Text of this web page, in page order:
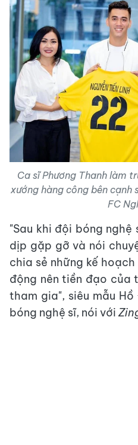
Ca sĩ Phương Thanh làm
xướng hàng công bên cạnh
FC
"Sau khi đội bóng
dịp gặp gỡ và nói
chia sẻ những kế
động nên tiền đạo của
tham gia", siêu mẫu
bóng nghệ sĩ, nói với